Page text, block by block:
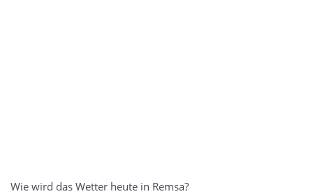
Wie wird das Wetter heute in Remsa?